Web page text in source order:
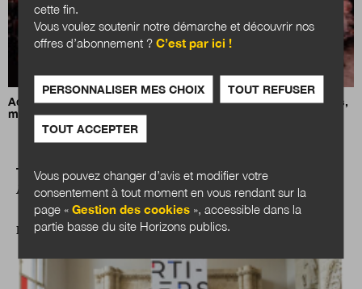
Adaptation au changement climatique : des maires combatifs,
mais désemparés
A LIRE AUSSI
ILS NOUS ÉTONNENT
cette fin.
Vous voulez soutenir notre démarche et découvrir nos
offres d’abonnement ?C’est par ici !
PERSONNALISER MES CHOIX TOUT REFUSER
TOUT ACCEPTER
Vous pouvez changer d’avis et modifier votre
consentement à tout moment en vous rendant sur la
page «Gestion des cookies », accessible dans la
partie basse du site Horizons publics.